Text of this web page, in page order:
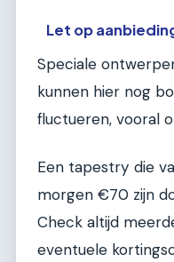
Let op
Speciale
kunnen hier nog
fluctueren, vooral
Een tapestry die
morgen €70 zijn
Check altijd
eventuele